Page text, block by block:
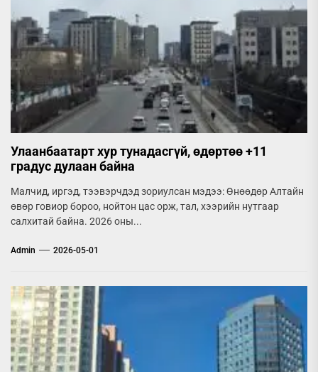
Улаанбаатарт хур тунадасгүй, өдөртөө +11
градус дулаан байна
Малчид, иргэд, тээвэрчдэд зориулсан мэдээ: Өнөөдөр Алтайн
өвөр говиор бороо, нойтон цас орж, тал, хээрийн нутгаар
салхитай байна. 2026 оны...
Admin 2026-05-01